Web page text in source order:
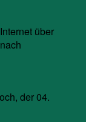
über
der 04.